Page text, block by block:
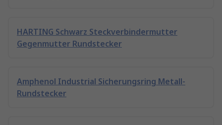
HARTING Schwarz Steckverbindermutter
Gegenmutter Rundstecker
Amphenol Industrial Sicherungsring Metall-
Rundstecker